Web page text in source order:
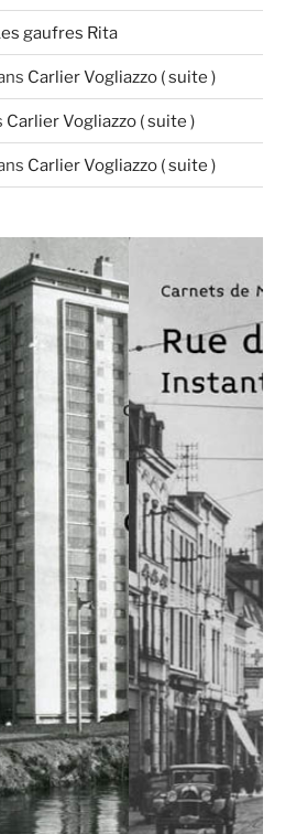
gaufres Rita
Carlier Vogliazzo ( suite )
Carlier Vogliazzo ( suite )
Carlier Vogliazzo ( suite )